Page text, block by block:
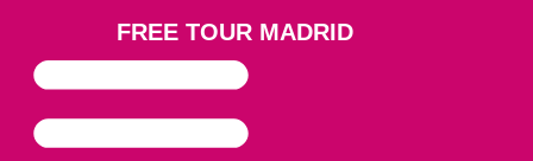
FREE TOUR MADRID